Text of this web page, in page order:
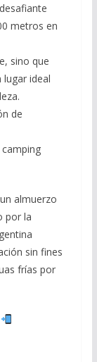
metros en
sino que
ideal
de
almuerzo
por la
sin fines
frías por